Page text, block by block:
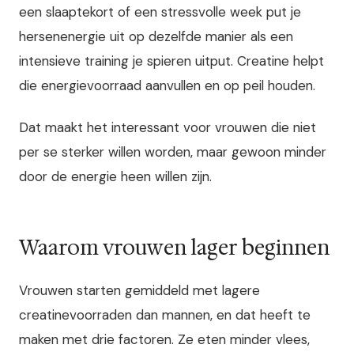
een slaaptekort of een stressvolle week put je
hersenenergie uit op dezelfde manier als een
intensieve training je spieren uitput. Creatine helpt
die energievoorraad aanvullen en op peil houden.
Dat maakt het interessant voor vrouwen die niet
per se sterker willen worden, maar gewoon minder
door de energie heen willen zijn.
Waarom vrouwen lager beginnen
Vrouwen starten gemiddeld met lagere
creatinevoorraden dan mannen, en dat heeft te
maken met drie factoren. Ze eten minder vlees,